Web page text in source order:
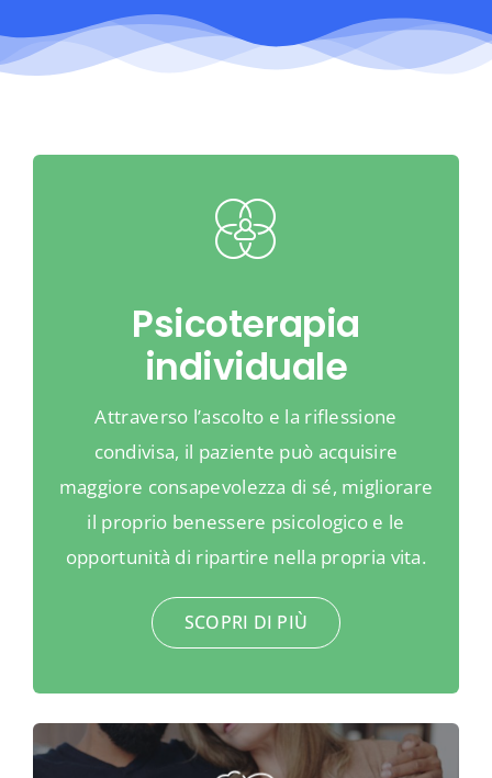
Psicoterapia
individuale
Attraverso l’ascolto e la riflessione
condivisa, il paziente può acquisire
maggiore consapevolezza di sé, migliorare
il proprio benessere psicologico e le
opportunità di ripartire nella propria vita.
SCOPRI DI PIÙ